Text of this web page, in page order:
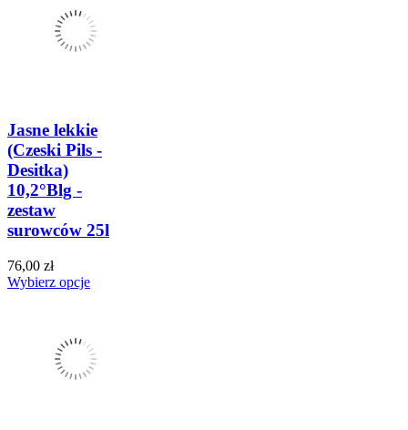
Jasne lekkie
(Czeski Pils -
Desitka)
10,2°Blg -
zestaw
surowców 25l
76,00 zł
Wybierz opcje